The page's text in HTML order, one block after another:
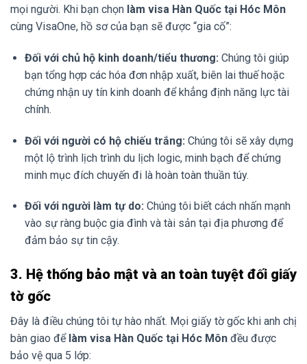
mọi người. Khi bạn chọn làm visa Hàn Quốc tại Hóc Môn
cùng VisaOne, hồ sơ của bạn sẽ được “gia cố”:
Đối với chủ hộ kinh doanh/tiểu thương: Chúng tôi giúp
bạn tổng hợp các hóa đơn nhập xuất, biên lai thuế hoặc
chứng nhận uy tín kinh doanh để khẳng định năng lực tài
chính.
Đối với người có hộ chiếu trắng: Chúng tôi sẽ xây dựng
một lộ trình lịch trình du lịch logic, minh bạch để chứng
minh mục đích chuyến đi là hoàn toàn thuần túy.
Đối với người làm tự do: Chúng tôi biết cách nhấn mạnh
vào sự ràng buộc gia đình và tài sản tại địa phương để
đảm bảo sự tin cậy.
3. Hệ thống bảo mật và an toàn tuyệt đối giấy
tờ gốc
Đây là điều chúng tôi tự hào nhất. Mọi giấy tờ gốc khi anh chị
bàn giao để làm visa Hàn Quốc tại Hóc Môn đều được
bảo vệ qua 5 lớp: